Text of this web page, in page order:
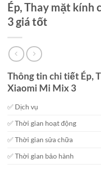
Ép, Thay mặt kính
3 giá tốt
Thông tin chi tiết Ép,
Xiaomi Mi Mix 3
✅ Dịch vụ
✅ Thời gian hoạt động
✅ Thời gian sửa chữa
✅ Thời gian bảo hành